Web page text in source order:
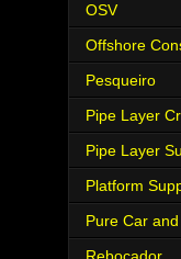
OSV
Offshore
Pesqueiro
Pipe Layer
Pipe Layer
Platform
Pure Car